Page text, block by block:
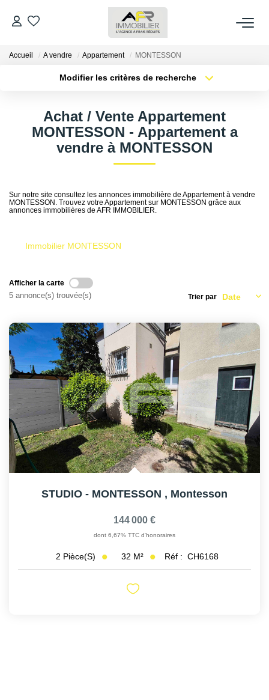
ACHETER
ESTIMER
FAIRE GÉRER
NOS AGENCES
AFR IMMOBILIER Chatou - Location | Gestion | Syndic
AFR IMMOBILIER Houilles
AFR IMMOBILIER Sartrouville
CONTACT
Accueil A vendre Appartement MONTESSON
Modifier les critères de recherche
Sélectionnez...
Type de bien
Surface min
Achat / Vente Appartement
MONTESSON - Appartement a
vendre à MONTESSON
Sur notre site consultez les annonces immobilière de Appartement à vendre
MONTESSON. Trouvez votre Appartement sur MONTESSON grâce aux
annonces immobilières de AFR IMMOBILIER.
Immobilier MONTESSON
Afficher la carte
5 annonce(s) trouvée(s) Trier par
STUDIO - MONTESSON , Montesson
144 000 €
dont 6,67% TTC d'honoraires
2 Pièce(s) 32 M² Réf : CH6168